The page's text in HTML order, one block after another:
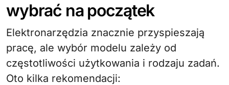
wybrać na początek
Elektronarzędzia znacznie przyspieszają
pracę, ale wybór modelu zależy od
częstotliwości użytkowania i rodzaju zadań.
Oto kilka rekomendacji: